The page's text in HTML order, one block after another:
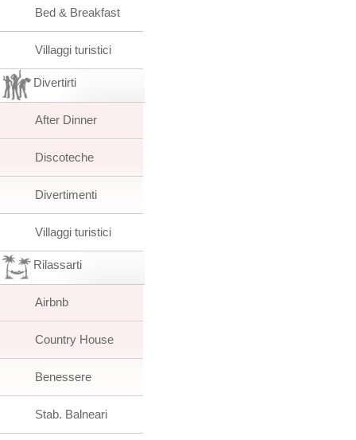
Bed & Breakfast
Villaggi turistici
Divertirti
After Dinner
Discoteche
Divertimenti
Villaggi turistici
Rilassarti
Airbnb
Country House
Benessere
Stab. Balneari